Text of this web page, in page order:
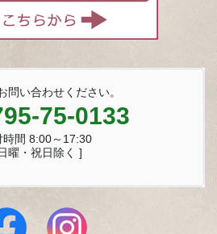
問い合わせください。
75-0133
時間 8:00～17:30
曜・祝日除く ]